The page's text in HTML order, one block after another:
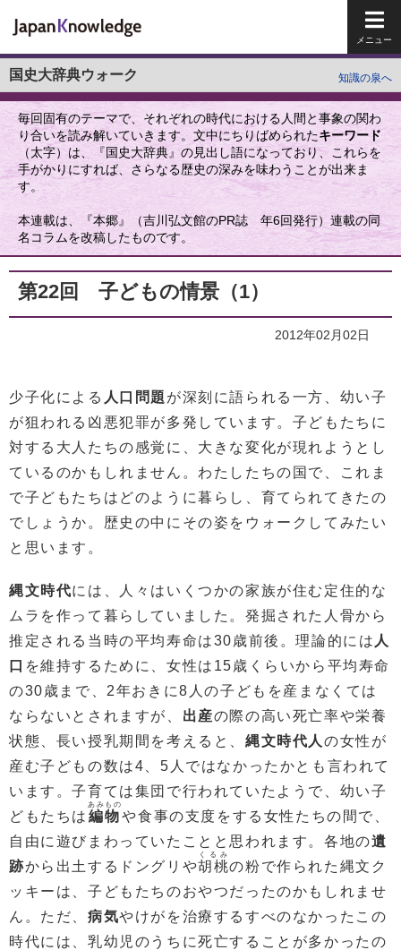
国史大辞典ウォーク 知識の泉へ
毎回固有のテーマで、それぞれの時代における人間と事象の関わ
り合いを読み解いていきます。文中にちりばめられたキーワード
（太字）は、『国史大辞典』の見出し語になっており、これらを
手がかりにすれば、さらなる歴史の深みを味わうことが出来ま
す。
本連載は、『本郷』（吉川弘文館のPR誌 年6回発行）連載の同
名コラムを改稿したものです。
第22回 子どもの情景（1）
2012年02月02日
少子化による 人口問題 が深刻に語られる一方、幼い子
が狙われる凶悪犯罪が多発しています。子どもたちに
対する大人たちの感覚に、大きな変化が現れようとし
ているのかもしれません。わたしたちの国で、これま
で子どもたちはどのように暮らし、育てられてきたの
でしょうか。歴史の中にその姿をウォークしてみたい
と思います。
縄文時代には、人々はいくつかの家族が住む定住的な
ムラを作って暮らしていました。発掘された人骨から
推定される当時の平均寿命は30歳前後。理論的には 人
口 を維持するために、女性は15歳くらいから平均寿命
の30歳まで、2年おきに8人の子どもを産まなくては
ならないとされますが、 出産の際の高い死亡率や栄養
状態、長い授乳期間を考えると、 縄文時代人 の女性が
産む子どもの数は4、5人ではなかったかとも言われて
います。子育ては集団で行われていたようで、幼い子
どもたちは 編物
あみもの
や食事の支度をする女性たちの間で、
自由に遊びまわっていたことと思われます。各地の遺
跡から出土するドングリや胡桃
くるみ
の粉で作られた縄文ク
ッキーは、子どもたちのおやつだったのかもしれませ
ん。ただ、 病気やけがを治療するすべのなかったこの
時代には、乳幼児のうちに死亡することが多かったの